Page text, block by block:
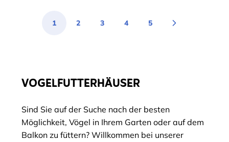
Sie lesen gerade die Seite
1 Seite
2 Seite
3 Seite
4 Seite
5
VOGELFUTTERHÄUSER
Sind Sie auf der Suche nach der besten
Möglichkeit, Vögel in Ihrem Garten oder auf dem
Balkon zu füttern? Willkommen bei unserer